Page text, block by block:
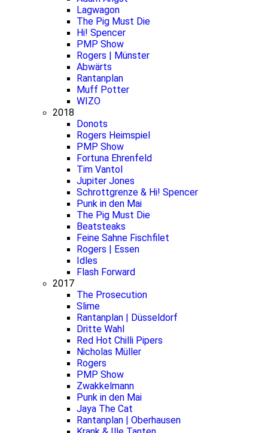
Lagwagon
The Pig Must Die
Hi! Spencer
PMP Show
Rogers | Münster
Abwärts
Rantanplan
Muff Potter
WIZO
2018
Donots
Rogers Heimspiel
PMP Show
Fortuna Ehrenfeld
Tim Vantol
Jupiter Jones
Schrottgrenze & Hi! Spencer
Punk in den Mai
The Pig Must Die
Beatsteaks
Feine Sahne Fischfilet
Rogers | Essen
Idles
Flash Forward
2017
The Prosecution
Slime
Rantanplan | Düsseldorf
Dritte Wahl
Red Hot Chilli Pipers
Nicholas Müller
Rogers
PMP Show
Zwakkelmann
Punk in den Mai
Jaya The Cat
Rantanplan | Oberhausen